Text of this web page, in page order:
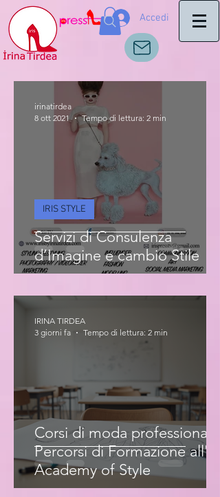
Accedi
Servizi di Consulenza
d’Imagine e cambio Stile
IRIS STYLE
irinatirdea
8 ott 2021
Tempo di lettura: 2 min
Corsi di moda professionale:
Percorsi di Formazione all'Iris
Academy of Style
IRINA TIRDEA
3 giorni fa
Tempo di lettura: 2 min